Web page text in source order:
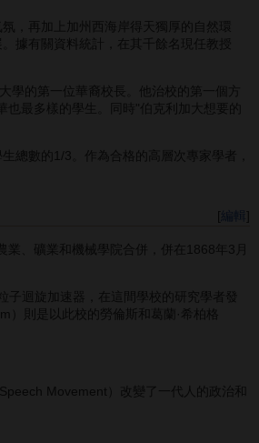
再加上加州西海岸得天獨厚的自然環
據有關資料統計，在其千餘名現任教授
學的第一位華裔校長。他治校的第一個方
最多樣的學生。同時"伯克利加大想要的
總數的1/3。作為合格的高層次專家學者，
[編輯
、礦業和機械學院合併，併在1868年3月
迴旋加速器，在這間學校的研究學者發
則是以此校的勞倫斯和葛蘭·希柏格
Movement）改變了一代人的政治和